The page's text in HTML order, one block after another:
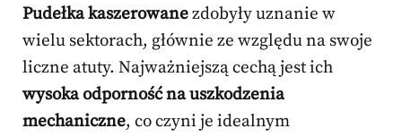
Pudełka kaszerowanezdobyły uznanie w
wielu sektorach, głównie ze względu na swoje
liczne atuty. Najważniejszą cechą jest ich
wysoka odporność na uszkodzenia
mechaniczne, co czyni je idealnym